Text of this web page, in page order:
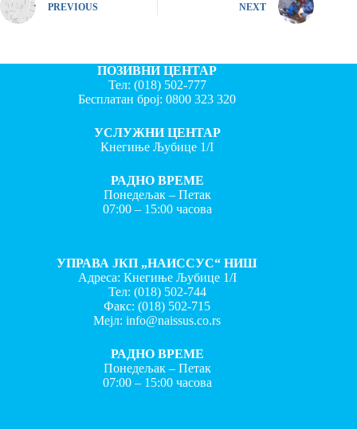
PREVIOUS NEXT
ПОЗИВНИ ЦЕНТАР
Тел: (018) 502-777
Бесплатан број:0800 323 320
УСЛУЖНИ ЦЕНТАР
Кнегиње Љубице 1/I
РАДНО ВРЕМЕ
Понедељак – Петак
07:00 – 15:00 часова
УПРАВА ЈКП „НАИССУС“ НИШ
Адреса: Кнегиње Љубице 1/I
Тел: (018) 502-744
Факс:(018) 502-715
Мејл:info@naissus.co.rs
РАДНО ВРЕМЕ
Понедељак – Петак
07:00 – 15:00 часова